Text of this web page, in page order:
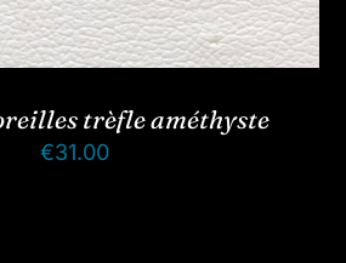
trèfle améthyste
€31.00